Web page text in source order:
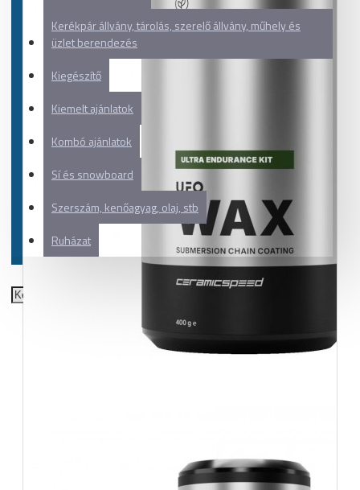
Kerékpár állvány, tárolás, szerelő állvány, műhely és
üzlet berendezés
Kiegészítő
Kiemelt ajánlatok
Kombó ajánlatok
Sí és snowboard
Szerszám, kenőagyag, olaj, stb
Ruházat